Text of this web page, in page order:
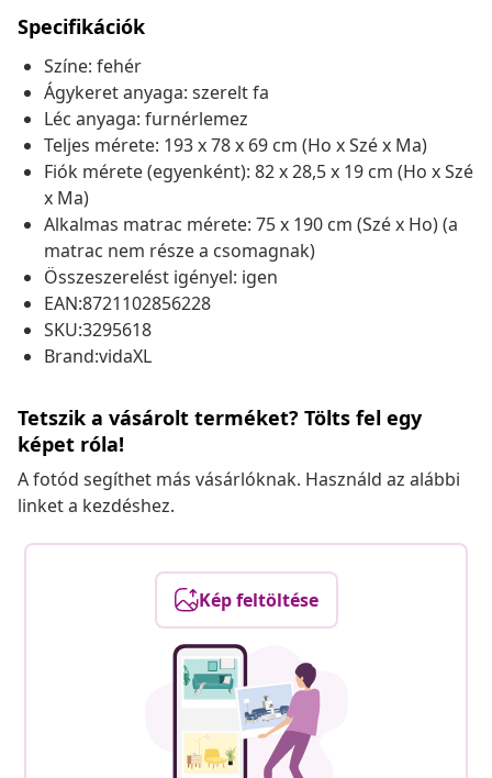
Specifikációk
Színe: fehér
Ágykeret anyaga: szerelt fa
Léc anyaga: furnérlemez
Teljes mérete: 193 x 78 x 69 cm (Ho x Szé x Ma)
Fiók mérete (egyenként): 82 x 28,5 x 19 cm (Ho x Szé
x Ma)
Alkalmas matrac mérete: 75 x 190 cm (Szé x Ho) (a
matrac nem része a csomagnak)
Összeszerelést igényel: igen
EAN:8721102856228
SKU:3295618
Brand:vidaXL
Tetszik a vásárolt terméket? Tölts fel egy
képet róla!
A fotód segíthet más vásárlóknak. Használd az alábbi
linket a kezdéshez.
Kép feltöltése